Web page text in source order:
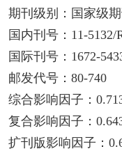
期刊级别：国家级期
国内刊号：11-5132/
国际刊号：1672-
邮发代号：80-740
综合影响因子：
复合影响因子：
扩刊版影响因子：